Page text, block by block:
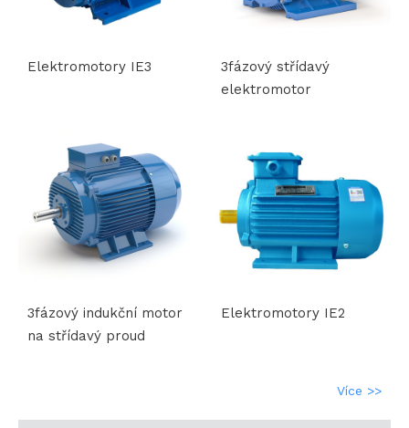
Elektromotory IE3
3fázový střídavý
elektromotor
3fázový indukční motor
na střídavý proud
Elektromotory IE2
Více >>